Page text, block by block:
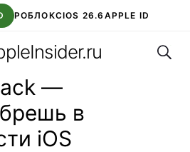
РОБЛОКСIOS 26.6 APPLE ID
STOREAPP STOREOZON БАНК
—
в
iOS